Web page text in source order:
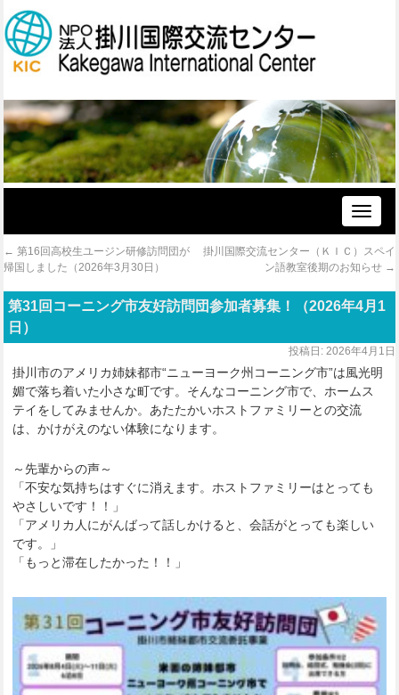
Toggle
← 第16回高校生ユージン研修訪問団が
帰国しました（2026年3月30日）
掛川国際交流センター（ＫＩＣ）スペイ
ン語教室後期のお知らせ →
第31回コーニング市友好訪問団参加者募集！（2026年4月1
日）
投稿日: 2026年4月1日
掛川市のアメリカ姉妹都市“ニューヨーク州コーニング市”は風光明
媚で落ち着いた小さな町です。そんなコーニング市で、ホームス
テイをしてみませんか。あたたかいホストファミリーとの交流
は、かけがえのない体験になります。
～先輩からの声～
「不安な気持ちはすぐに消えます。ホストファミリーはとっても
やさしいです！！」
「アメリカ人にがんばって話しかけると、会話がとっても楽しい
です。」
「もっと滞在したかった！！」